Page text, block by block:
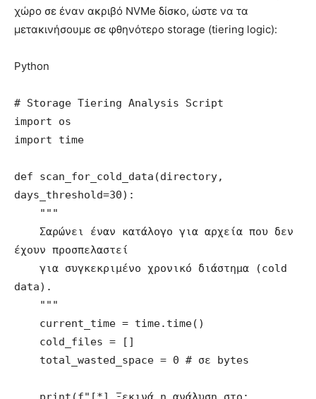
χώρο σε έναν ακριβό NVMe δίσκο, ώστε να τα
μετακινήσουμε σε φθηνότερο storage (tiering logic):
Python
# Storage Tiering Analysis Script
import os
import time
def scan_for_cold_data(directory,
days_threshold=30):
έχουν προσπελαστεί
data).